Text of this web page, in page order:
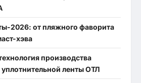
2026: от пляжного фаворита
хэва
производства
ленты ОТЛ